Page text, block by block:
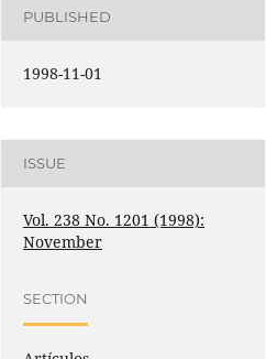
PUBLISHED
1998-11-01
ISSUE
Vol. 238 No. 1201 (1998):
November
SECTION